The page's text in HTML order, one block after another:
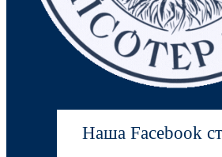
Наша Facebook